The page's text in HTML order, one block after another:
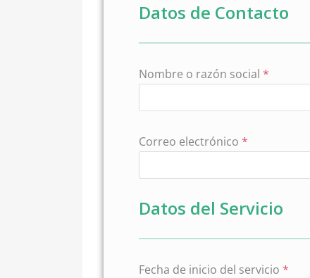
Datos de Contacto
Nombre o razón social *
Correo electrónico *
Datos del Servicio
Fecha de inicio del servicio *